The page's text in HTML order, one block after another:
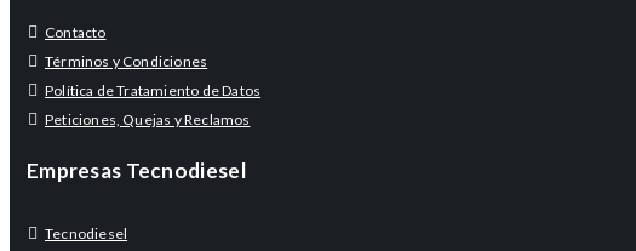
Contacto
Términos y Condiciones
Política de Tratamiento de Datos
Peticiones, Quejas y Reclamos
Empresas Tecnodiesel
Tecnodiesel